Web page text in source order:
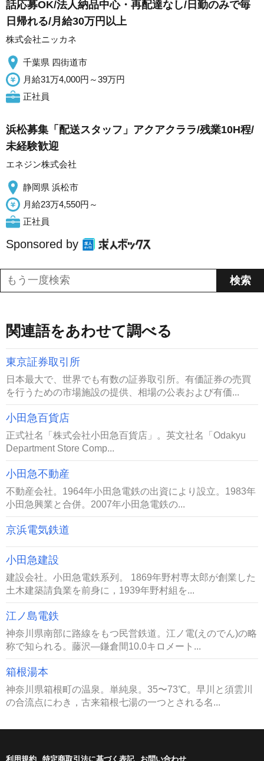
話応募OK/法人納品中心・再配達なし/日勤のみで毎
日帰れる/月給30万円以上
株式会社ニッカネ
千葉県 四街道市
月給31万4,000円～39万円
正社員
浜松募集「配送スタッフ」アクアクララ/残業10H程/
未経験歓迎
エネジン株式会社
静岡県 浜松市
月給23万4,550円～
正社員
Sponsored by
関連語をあわせて調べる
東京証券取引所
日本最大で、世界でも有数の証券取引所。有価証券の売買
を行うための市場施設の提供、相場の公表および有価...
小田急百貨店
正式社名「株式会社小田急百貨店」。英文社名「Odakyu
Department Store Comp...
小田急不動産
不動産会社。1964年小田急電鉄の出資により設立。1983年
小田急興業と合併。2007年小田急電鉄の...
京浜電気鉄道
小田急建設
建設会社。小田急電鉄系列。 1869年野村専太郎が創業した
土木建築請負業を前身に，1939年野村組を...
江ノ島電鉄
神奈川県南部に路線をもつ民営鉄道。江ノ電(えのでん)の略
称で知られる。藤沢―鎌倉間10.0キロメート...
箱根湯本
神奈川県箱根町の温泉。単純泉。35〜73℃。早川と須雲川
の合流点にわき，古来箱根七湯の一つとされる名...
利用規約 特定商取引法に基づく表記 お問い合わせ